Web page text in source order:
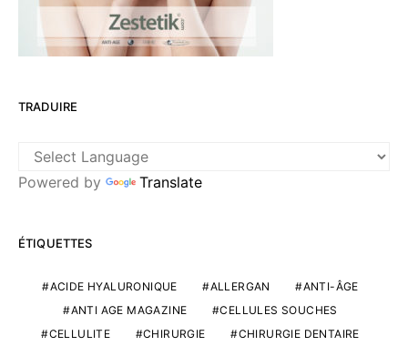
TRADUIRE
Powered by Translate
ÉTIQUETTES
ACIDE HYALURONIQUE ALLERGAN
ANTI-ÂGE
ANTI AGE MAGAZINE
CELLULES SOUCHES
CELLULITE
CHIRURGIE
CHIRURGIE DENTAIRE